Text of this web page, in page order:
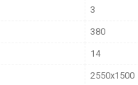
3
380
14
2550х1500